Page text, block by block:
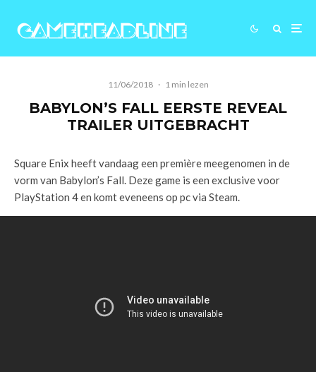
11/06/2018 · 1 min lezen
BABYLON’S FALL EERSTE REVEAL
TRAILER UITGEBRACHT
Square Enix heeft vandaag een première meegenomen in de
vorm van Babylon’s Fall. Deze game is een exclusive voor
PlayStation 4 en komt eveneens op pc via Steam.